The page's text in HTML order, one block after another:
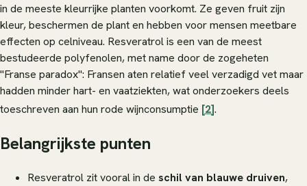
in de meeste kleurrijke planten voorkomt. Ze geven fruit zijn
kleur, beschermen de plant en hebben voor mensen meetbare
effecten op celniveau. Resveratrol is een van de meest
bestudeerde polyfenolen, met name door de zogeheten
"Franse paradox": Fransen aten relatief veel verzadigd vet maar
hadden minder hart- en vaatziekten, wat onderzoekers deels
toeschreven aan hun rode wijnconsumptie [2].
Belangrijkste punten
Resveratrol zit vooral in de schil van blauwe druiven,